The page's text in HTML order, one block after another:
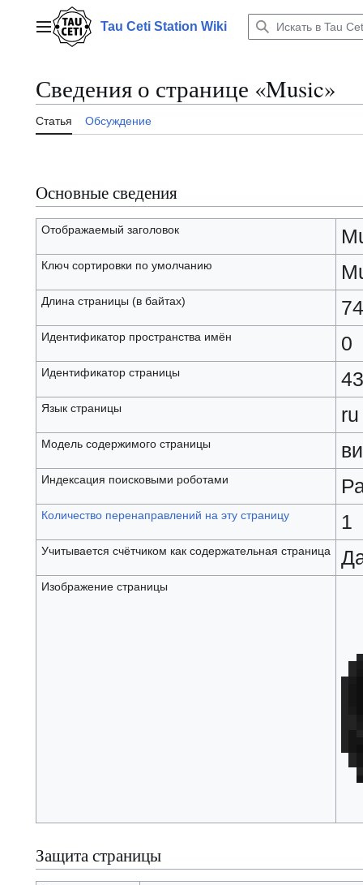
содержаниюГлавное менюTau Ceti Station Wiki
Сведения о странице «Music»
Статья Обсуждение
Основные сведения
Отображаемый заголовок
Ключ сортировки по умолчанию
Длина страницы (в байтах)
Идентификатор пространства имён 0
Идентификатор страницы
Язык страницы
Модель содержимого страницы
Индексация поисковыми роботами
Количество перенаправлений на эту страницу 1
Учитывается счётчиком как содержательная страница
Изображение страницы
Защита страницы